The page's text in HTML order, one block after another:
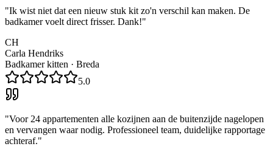
"Ik wist niet dat een nieuw stuk kit zo'n verschil kan maken. De
badkamer voelt direct frisser. Dank!"
CH
Carla Hendriks
Badkamer kitten · Breda
5.0
"Voor 24 appartementen alle kozijnen aan de buitenzijde nagelopen
en vervangen waar nodig. Professioneel team, duidelijke rapportage
achteraf."